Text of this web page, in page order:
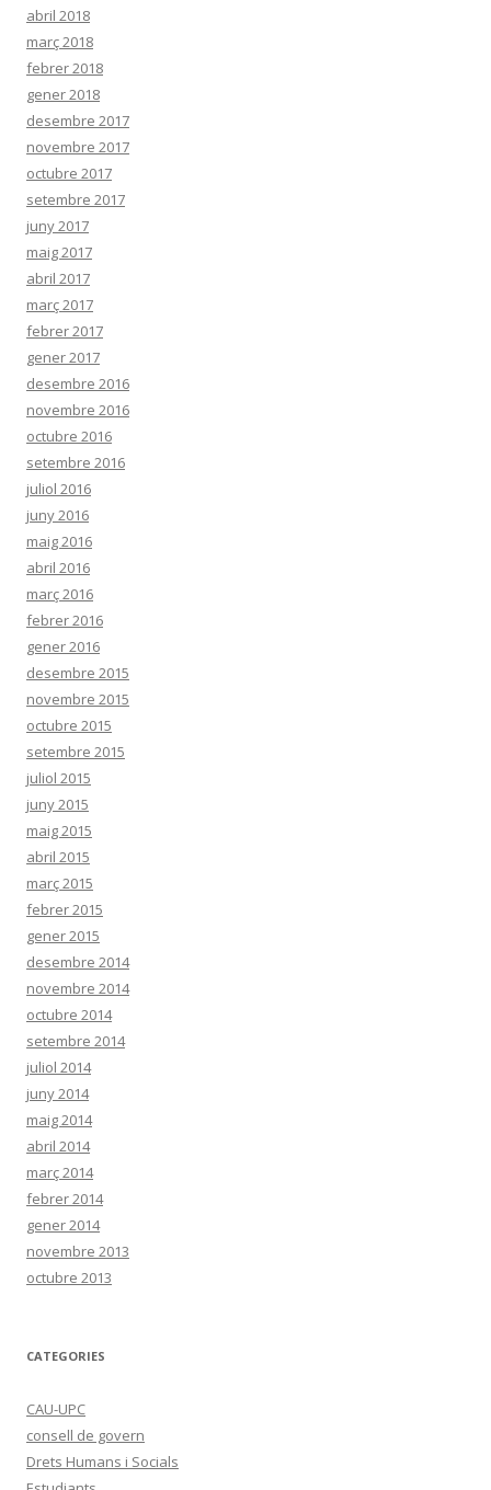
abril 2018
març 2018
febrer 2018
gener 2018
desembre 2017
novembre 2017
octubre 2017
setembre 2017
juny 2017
maig 2017
abril 2017
març 2017
febrer 2017
gener 2017
desembre 2016
novembre 2016
octubre 2016
setembre 2016
juliol 2016
juny 2016
maig 2016
abril 2016
març 2016
febrer 2016
gener 2016
desembre 2015
novembre 2015
octubre 2015
setembre 2015
juliol 2015
juny 2015
maig 2015
abril 2015
març 2015
febrer 2015
gener 2015
desembre 2014
novembre 2014
octubre 2014
setembre 2014
juliol 2014
juny 2014
maig 2014
abril 2014
març 2014
febrer 2014
gener 2014
novembre 2013
octubre 2013
CATEGORIES
CAU-UPC
consell de govern
Drets Humans i Socials